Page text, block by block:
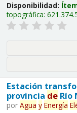
Disponibilidad:
topográfica:
Estación
provincia deRío
por Agua y Energía